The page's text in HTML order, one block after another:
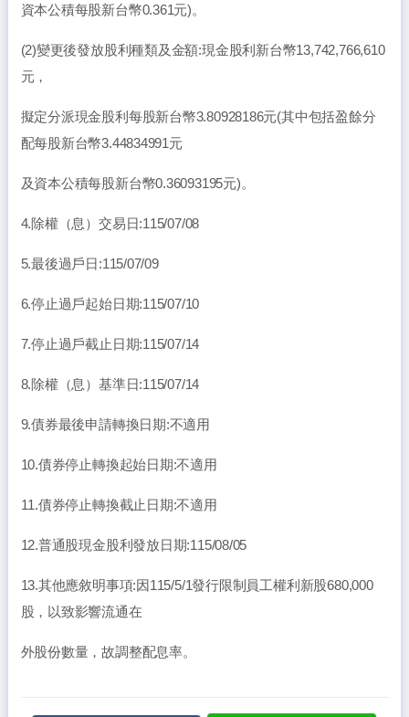
資本公積每股新台幣0.361元)。
(2)變更後發放股利種類及金額:現金股利新台幣13,742,766,610
元，
擬定分派現金股利每股新台幣3.80928186元(其中包括盈餘分
配每股新台幣3.44834991元
及資本公積每股新台幣0.36093195元)。
4.除權（息）交易日:115/07/08
5.最後過戶日:115/07/09
6.停止過戶起始日期:115/07/10
7.停止過戶截止日期:115/07/14
8.除權（息）基準日:115/07/14
9.債券最後申請轉換日期:不適用
10.債券停止轉換起始日期:不適用
11.債券停止轉換截止日期:不適用
12.普通股現金股利發放日期:115/08/05
13.其他應敘明事項:因115/5/1發行限制員工權利新股680,000
股，以致影響流通在
外股份數量，故調整配息率。